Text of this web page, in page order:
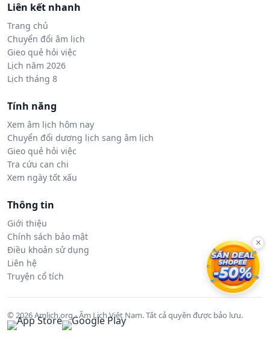
Liên kết nhanh
Trang chủ
Chuyển đổi âm lịch
Gieo quẻ hỏi việc
Lịch năm 2026
Lịch tháng 8
Tính năng
Xem âm lịch hôm nay
Chuyển đổi dương lịch sang âm lịch
Gieo quẻ hỏi việc
Tra cứu can chi
Xem ngày tốt xấu
Thông tin
Giới thiệu
Chính sách bảo mật
Điều khoản sử dụng
Liên hệ
Truyện cổ tích
© 2026 Amlich.org - Âm Lịch Việt Nam. Tất cả quyền được bảo lưu.
×